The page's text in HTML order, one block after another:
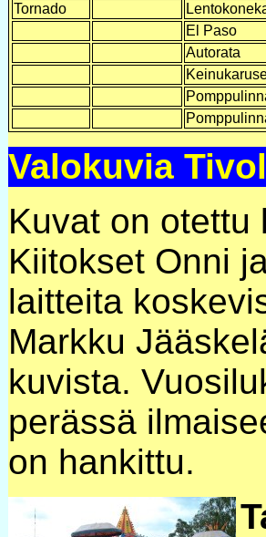
Tornado
El Paso
Autorata
Valokuvia
Kuvat on otettu
Kiitokset Onni
laitteita
Markku
kuvista.
perässä
on hankittu.